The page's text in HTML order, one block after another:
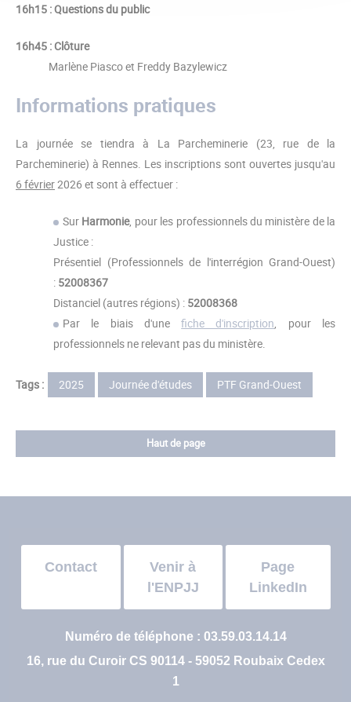
16h15 : Questions du public
16h45 : Clôture
Marlène Piasco et Freddy Bazylewicz
Informations pratiques
La journée se tiendra à La Parcheminerie (23, rue de la
Parcheminerie) à Rennes. Les inscriptions sont ouvertes jusqu'au
6 février2026 et sont à effectuer :
Sur Harmonie, pour les professionnels du ministère de la
Justice :
Présentiel (Professionnels de l'interrégion Grand-Ouest)
: 52008367
Distanciel (autres régions) : 52008368
Par le biais d'unefiche d'inscription , pour les
professionnels ne relevant pas du ministère.
Tags : 2025 Journée d'études PTF Grand-Ouest
Haut de page
Contact
Venir à
l'ENPJJ
Page
LinkedIn
Numéro de téléphone : 03.59.03.14.14
16, rue du Curoir CS 90114 - 59052 Roubaix Cedex
1